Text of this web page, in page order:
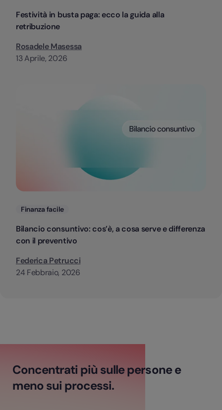
Festività in busta paga: ecco la guida alla
retribuzione
Rosadele Masessa
13 Aprile, 2026
Categorie
Finanza facile
Bilancio consuntivo: cos’è, a cosa serve e differenza
con il preventivo
Federica Petrucci
24 Febbraio, 2026
Concentrati più sulle persone e
meno sui processi.